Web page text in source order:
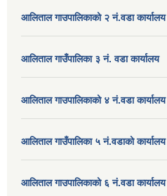
आलिताल गाउपालिकाको २ नं.वडा कार्यालय
आलिताल गाउँपालिका ३ नं. वडा कार्यालय
आलिताल गाउपालिकाको ४ नं.वडा कार्यालय
आलिताल गाउँपालिका ५ नं.वडाको कार्यालय
आलिताल गाउपालिकाको ६ नं.वडा कार्यालय